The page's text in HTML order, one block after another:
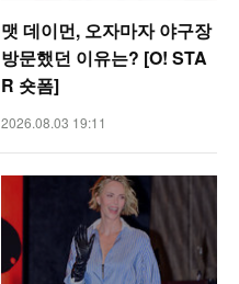
맷 데이먼, 오자마자 야구장
방문했던 이유는? [O! STA
R 숏폼]
2026.08.03 19:11